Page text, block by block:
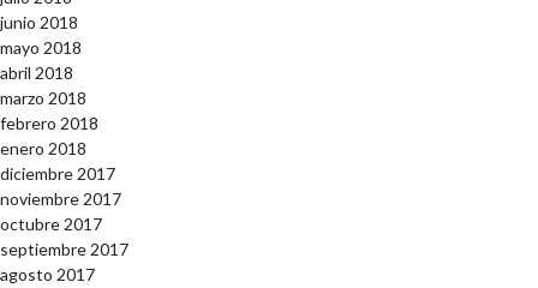
junio 2018
mayo 2018
abril 2018
marzo 2018
febrero 2018
enero 2018
diciembre 2017
noviembre 2017
octubre 2017
septiembre 2017
agosto 2017